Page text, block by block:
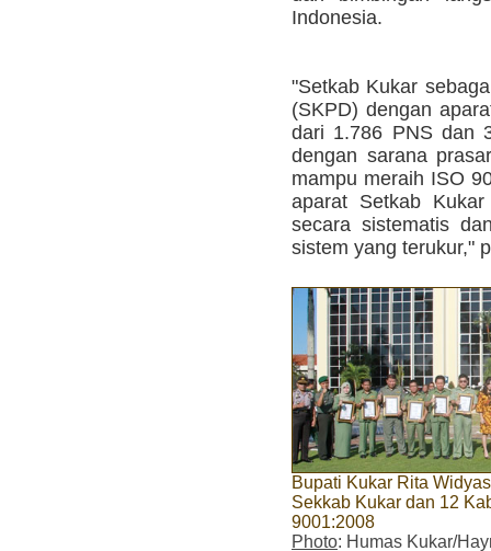
Indonesia.
"Setkab Kukar
(SKPD) dengan
dari 1.786 PNS dan
dengan sarana
mampu meraih ISO
aparat Setkab
secara sistematis
sistem yang terukur,"
Bupati Kukar Rita
Sekkab Kukar dan 12
9001:2008
Photo: Humas Kukar/